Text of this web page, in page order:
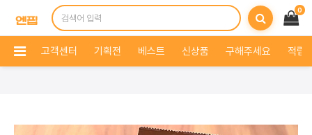
0
고객센터 기획전 베스트 신상품 구해주세요 적립